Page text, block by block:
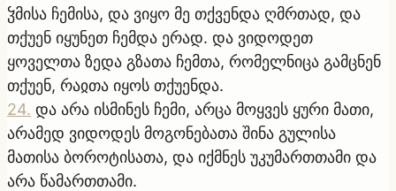
ჴმისა ჩემისა, და ვიყო მე თქვენდა ღმრთად, და
თქუენ იყუნეთ ჩემდა ერად. და ვიდოდეთ
ყოველთა ზედა გზათა ჩემთა, რომელნიცა გამცნენ
თქუენ, რაჲთა იყოს თქუენდა.
24. და არა ისმინეს ჩემი, არცა მოყვეს ყური მათი,
არამედ ვიდოდეს მოგონებათა შინა გულისა
მათისა ბოროტისათა, და იქმნეს უკუმართთამი და
არა წამართთამი.